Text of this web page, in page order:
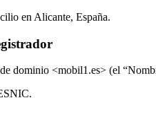
en Alicante, España.
dominio <mobil1.es> (el